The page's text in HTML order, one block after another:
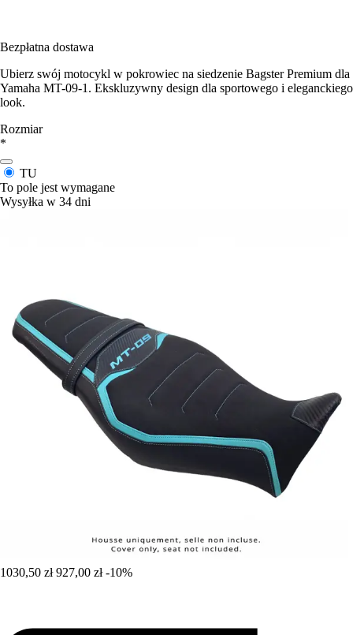
Bezpłatna dostawa
Ubierz swój motocykl w pokrowiec na siedzenie Bagster Premium dla
Yamaha MT-09-1. Ekskluzywny design dla sportowego i eleganckiego
look.
Rozmiar
*
TU
To pole jest wymagane
Wysyłka w 34 dni
1030,50 zł 927,00 zł -10%